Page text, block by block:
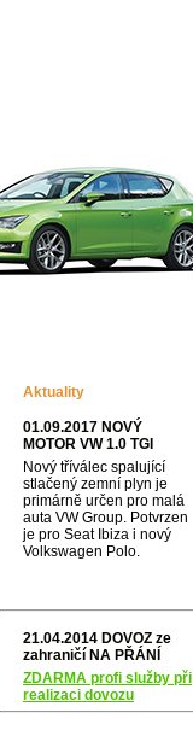
Aktuality
01.09.2017 NOVÝ
MOTOR VW 1.0 TGI
Nový tříválec spalující
stlačený zemní plyn je
primárně určen pro malá
auta VW Group. Potvrzen
je pro Seat Ibiza i nový
Volkswagen Polo.
21.04.2014 DOVOZ ze
zahraničí NA PŘÁNÍ
ZDARMA profi služby při
realizaci dovozu